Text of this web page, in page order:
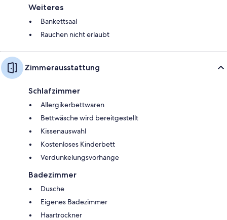
Weiteres
Bankettsaal
Rauchen nicht erlaubt
Zimmerausstattung
Schlafzimmer
Allergikerbettwaren
Bettwäsche wird bereitgestellt
Kissenauswahl
Kostenloses Kinderbett
Verdunkelungsvorhänge
Badezimmer
Dusche
Eigenes Badezimmer
Haartrockner